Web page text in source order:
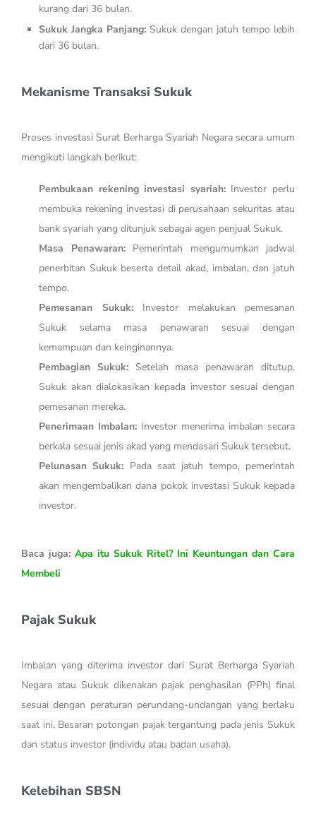
kurang dari 36 bulan.
Sukuk Jangka Panjang: Sukuk dengan jatuh tempo lebih
dari 36 bulan.
Mekanisme Transaksi Sukuk
Proses investasi Surat Berharga Syariah Negara secara umum
mengikuti langkah berikut:
Pembukaan rekening investasi syariah:Investor perlu
membuka rekening investasi di perusahaan sekuritas atau
bank syariah yang ditunjuk sebagai agen penjual Sukuk.
Masa Penawaran:Pemerintah mengumumkan jadwal
penerbitan Sukuk beserta detail akad, imbalan, dan jatuh
tempo.
Pemesanan Sukuk:Investor melakukan pemesanan
Sukuk selama masa penawaran sesuai dengan
kemampuan dan keinginannya.
Pembagian Sukuk:Setelah masa penawaran ditutup,
Sukuk akan dialokasikan kepada investor sesuai dengan
pemesanan mereka.
Penerimaan Imbalan: Investor menerima imbalan secara
berkala sesuai jenis akad yang mendasari Sukuk tersebut.
Pelunasan Sukuk: Pada saat jatuh tempo, pemerintah
akan mengembalikan dana pokok investasi Sukuk kepada
investor.
Baca juga: Apa itu Sukuk Ritel? Ini Keuntungan dan Cara
Membeli
Pajak Sukuk
Imbalan yang diterima investor dari Surat Berharga Syariah
Negara atau Sukuk dikenakan pajak penghasilan (PPh) final
sesuai dengan peraturan perundang-undangan yang berlaku
saat ini. Besaran potongan pajak tergantung pada jenis Sukuk
dan status investor (individu atau badan usaha).
Kelebihan SBSN